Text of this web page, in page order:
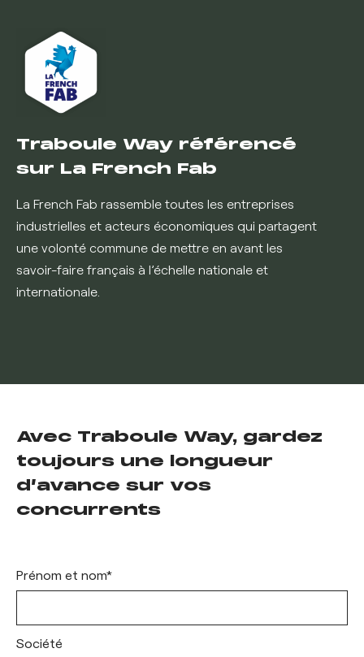
Traboule Way référencé
sur La French Fab
La French Fab rassemble toutes les entreprises
industrielles et acteurs économiques qui partagent
une volonté commune de mettre en avant les
savoir-faire français à l’échelle nationale et
internationale.
Avec Traboule Way, gardez
toujours une longueur
d’avance sur vos
concurrents
Prénom et nom*
Société